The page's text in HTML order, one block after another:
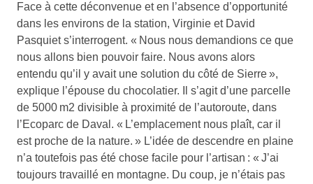
Face à cette déconvenue et en l’absence d’opportunité
dans les environs de la station, Virginie et David
Pasquiet s’interrogent. « Nous nous demandions ce que
nous allons bien pouvoir faire. Nous avons alors
entendu qu’il y avait une solution du côté de Sierre »,
explique l’épouse du chocolatier. Il s’agit d’une parcelle
de 5000 m2 divisible à proximité de l’autoroute, dans
l’Ecoparc de Daval. « L’emplacement nous plaît, car il
est proche de la nature. » L’idée de descendre en plaine
n’a toutefois pas été chose facile pour l’artisan : « J’ai
toujours travaillé en montagne. Du coup, je n’étais pas